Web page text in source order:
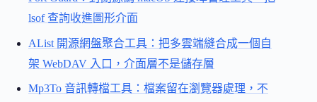
lsof 查詢收進圖形介面
AList 開源網盤聚合工具：把多雲端縫合成一個自
架 WebDAV 入口，介面層不是儲存層
Mp3To 音訊轉檔工具：檔案留在瀏覽器處理，不